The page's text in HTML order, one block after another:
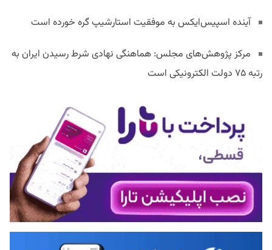
آینده اسپیس‌ایکس به موفقیت استارشیپ گره خورده است
مرکز پژوهش‌های مجلس: هماهنگی نهادی شرط رسیدن ایران به
رتبه ۷۵ دولت الکترونیکی است